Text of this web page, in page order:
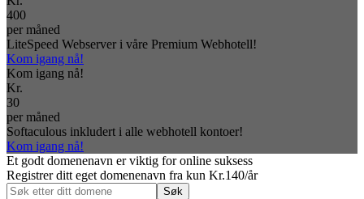
400
per måned
LiteSpeed Webserver i våre Premium Webhotell!
Kom igang nå!
Kom igang nå!
Kr.
30
per måned
Softaculous inkludert i alle webhotell kontoer!
Kom igang nå!
Et godt domenenavn er viktig for online suksess
Registrer ditt eget domenenavn fra kun Kr.140/år